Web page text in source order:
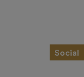
Social